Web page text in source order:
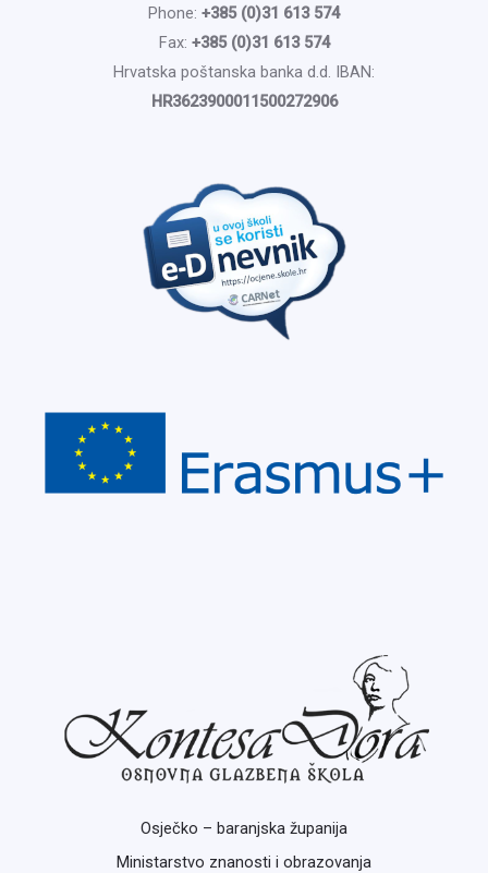
Phone: +385 (0)31 613 574
Fax: +385 (0)31 613 574
Hrvatska poštanska banka d.d. IBAN:
HR3623900011500272906
Osječko – baranjska županija
Ministarstvo znanosti i obrazovanja